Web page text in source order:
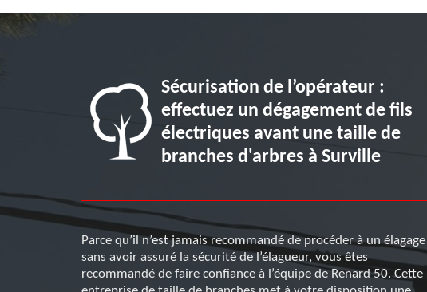
Sécurisation de l’opérateur :
effectuez un dégagement de fils
électriques avant une taille de
branches d'arbres à Surville
Parce qu’il n’est jamais recommandé de procéder à un élagage
sans avoir assuré la sécurité de l’élagueur, vous êtes
recommandé de faire confiance à l’équipe de Renard 50. Cette